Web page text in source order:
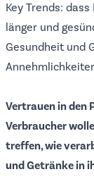
Key Trends:
länger und
Gesundheit und
Vertrauen in den
Verbraucher
treffen, wie
und Getränke in